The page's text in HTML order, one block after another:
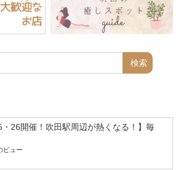
・26開催！吹田駅周辺が熱くなる！】毎
ビュー